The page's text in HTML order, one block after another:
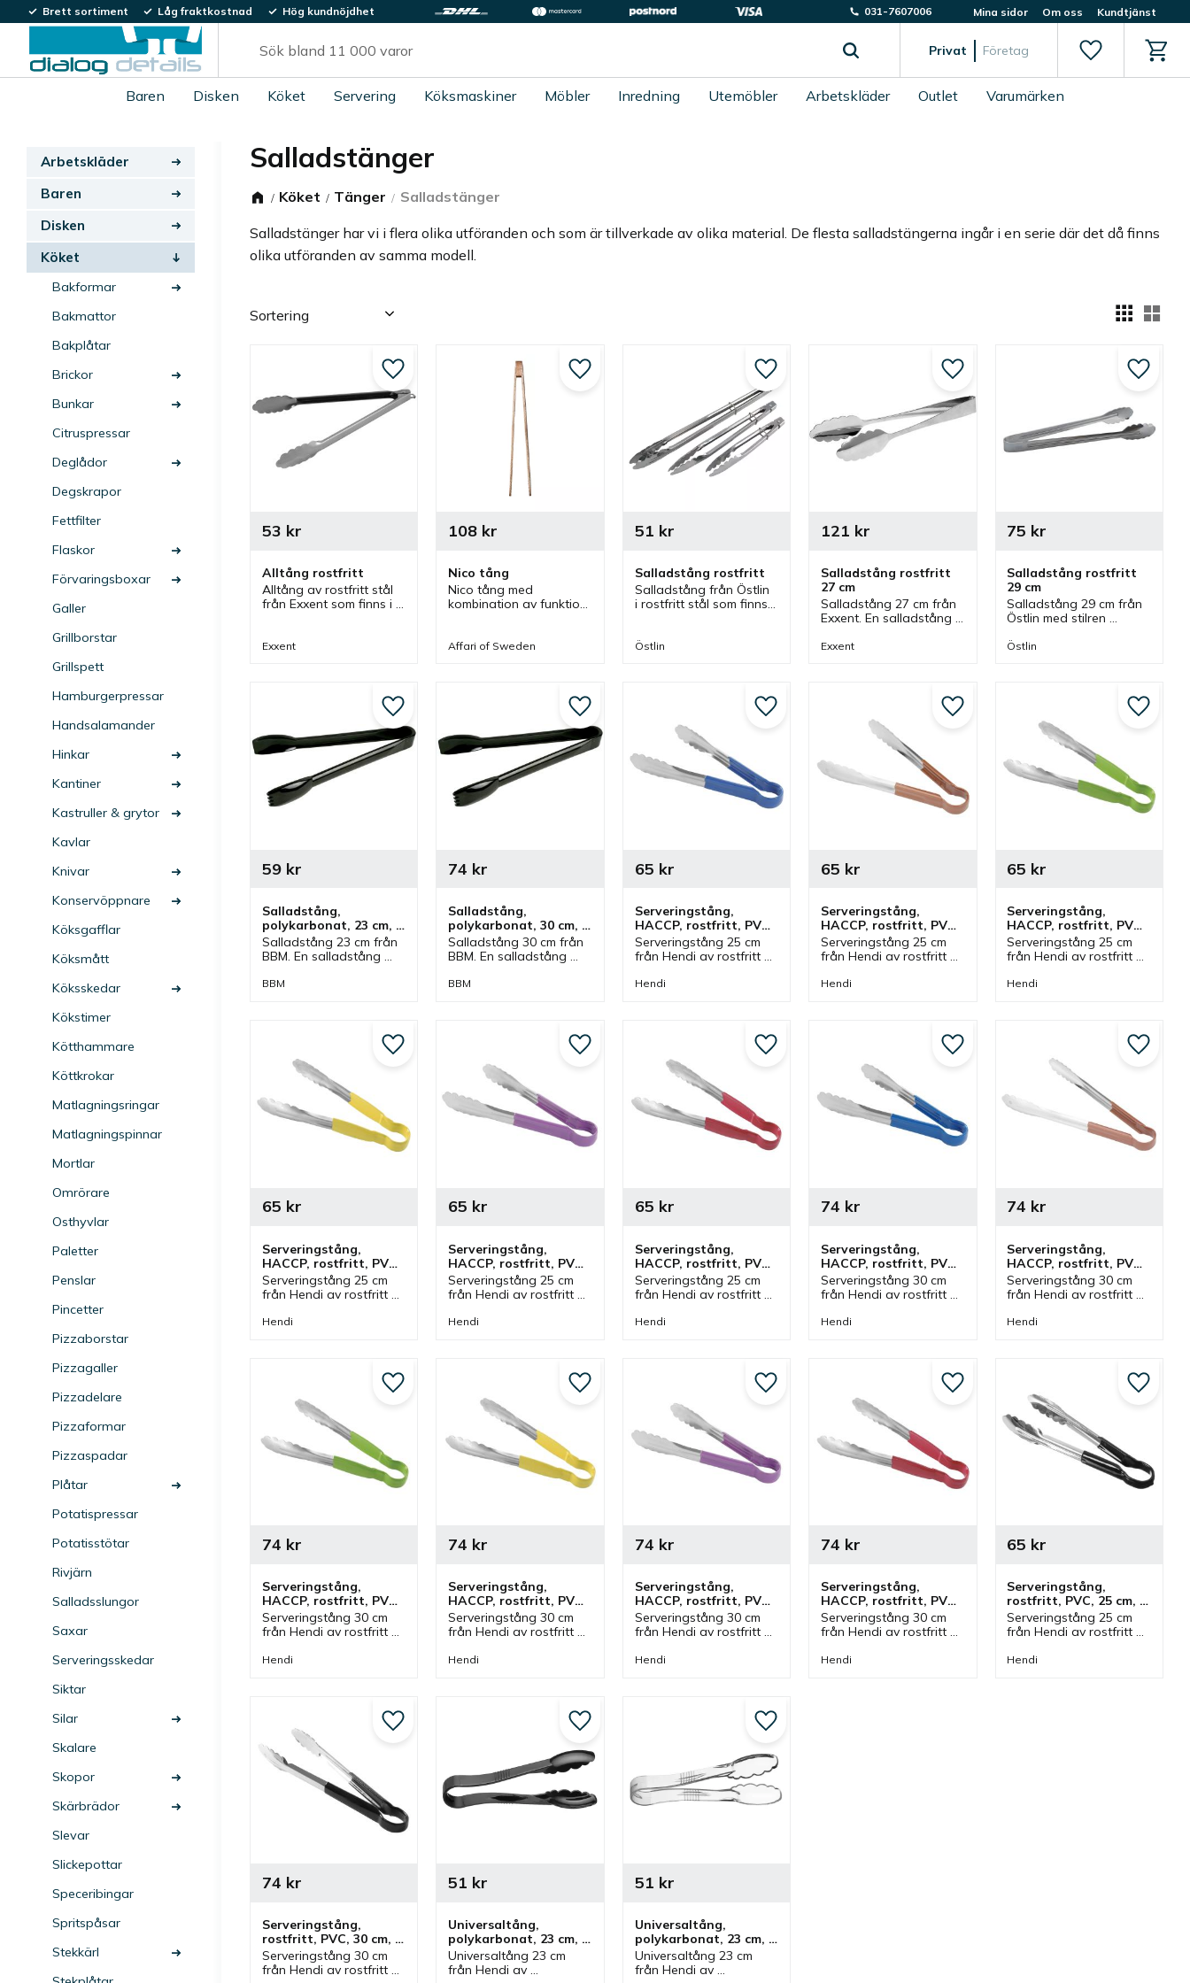
Brett sortiment Låg fraktkostnad Hög kundnöjdhet 031-7607006 Mina sidor Om oss Kundtjänst
Privat Företag Favoriter
Baren Disken Köket Servering Köksmaskiner Möbler Inredning Utemöbler Arbetskläder Outlet Varumärken
Salladstänger
Köket Tänger Salladstänger
Salladstänger har vi i flera olika utföranden och som är tillverkade av olika material. De flesta salladstängerna ingår i en serie där det då finns
olika utföranden av samma modell.
Välj sortering
Alltång rostfritt
Alltång av rostfritt stål
från Exxent som finns i
salladstång, stektång
53 kr
Exxent
Lägg till i favoriter
Nico tång
Nico tång med
kombination av funktion
grillning och hantering
108 kr
Affari of Sweden
Lägg till i favoriter
Salladstång rostfritt
Salladstång från Östlin
i rostfritt stål som finns i
men även kan
51 kr
Östlin
Lägg till i favoriter
Salladstång rostfritt
27 cm
Salladstång 27 cm från
Exxent. En salladstång
rostfritt stål i ett stycke.
121 kr
Exxent
Lägg till i favoriter
Salladstång rostfritt
29 cm
Salladstång 29 cm från
Östlin med stilren
av rostfritt stål och
75 kr
Östlin
Lägg
Salladstång,
polykarbonat, 23 cm,
svart
Salladstång 23 cm från
BBM. En salladstång
polykarbonat och är
59kr
BBM
Lägg till i favoriter
Salladstång,
polykarbonat, 30 cm,
svart
Salladstång 30 cm från
BBM. En salladstång
polykarbonat och är
74 kr
BBM
Lägg till i favoriter
Serveringstång,
HACCP, rostfritt, PVC,
25 cm, blå
Serveringstång 25 cm
från Hendi av rostfritt
PVC i blå färg. Tång
65 kr
Hendi
Lägg till i favoriter
Serveringstång,
HACCP, rostfritt, PVC,
25 cm, brun
Serveringstång 25 cm
från Hendi av rostfritt
PVC i brun färg. Tång
65 kr
Hendi
Lägg till i favoriter
Serveringstång,
HACCP, rostfritt, PVC,
25 cm, grön
Serveringstång 25 cm
från Hendi av rostfritt
PVC i grön färg. Tång
65 kr
Hendi
Lägg
Serveringstång,
HACCP, rostfritt, PVC,
25 cm, gul
Serveringstång 25 cm
från Hendi av rostfritt
PVC i gul färg. Tång
65 kr
Hendi
Lägg till i favoriter
Serveringstång,
HACCP, rostfritt, PVC,
25 cm, lila
Serveringstång 25 cm
från Hendi av rostfritt
PVC i lila färg. Tång
65 kr
Hendi
Lägg till i favoriter
Serveringstång,
HACCP, rostfritt, PVC,
25 cm, röd
Serveringstång 25 cm
från Hendi av rostfritt
PVC i röd färg. Tång
65 kr
Hendi
Lägg till i favoriter
Serveringstång,
HACCP, rostfritt, PVC,
30 cm, blå
Serveringstång 30 cm
från Hendi av rostfritt
PVC i blå färg. Tång
74 kr
Hendi
Lägg till i favoriter
Serveringstång,
HACCP, rostfritt, PVC,
30 cm, brun
Serveringstång 30 cm
från Hendi av rostfritt
PVC i brun färg. Tång
74 kr
Hendi
Lägg
Serveringstång,
HACCP, rostfritt, PVC,
30 cm, grön
Serveringstång 30 cm
från Hendi av rostfritt
PVC i grön färg. Tång
74 kr
Hendi
Lägg till i favoriter
Serveringstång,
HACCP, rostfritt, PVC,
30 cm, gul
Serveringstång 30 cm
från Hendi av rostfritt
PVC i gul färg. Tång
74 kr
Hendi
Lägg till i favoriter
Serveringstång,
HACCP, rostfritt, PVC,
30 cm, lila
Serveringstång 30 cm
från Hendi av rostfritt
PVC i lila färg. Tång
74 kr
Hendi
Lägg till i favoriter
Serveringstång,
HACCP, rostfritt, PVC,
30 cm, röd
Serveringstång 30 cm
från Hendi av rostfritt
PVC i röd färg. Tång
74 kr
Hendi
Lägg till i favoriter
Serveringstång,
rostfritt, PVC, 25 cm,
svart
Serveringstång 25 cm
från Hendi av rostfritt
PVC i svart färg. Tång
65 kr
Hendi
Lägg
Serveringstång,
rostfritt, PVC, 30 cm,
svart
Serveringstång 30 cm
från Hendi av rostfritt
74 kr
Lägg till i favoriter
Universaltång,
polykarbonat, 23 cm,
svart
Universaltång 23 cm
från Hendi av
51 kr
Lägg till i favoriter
Universaltång,
polykarbonat, 23 cm,
transparent
Universaltång 23 cm
från Hendi av
51 kr
Lägg till i favoriter
Arbetskläder
Baren
Disken
Köket
Bakformar
Bakmattor
Bakplåtar
Brickor
Bunkar
Citruspressar
Deglådor
Degskrapor
Fettfilter
Flaskor
Förvaringsboxar
Galler
Grillborstar
Grillspett
Hamburgerpressar
Handsalamander
Hinkar
Kantiner
Kastruller & grytor
Kavlar
Knivar
Konservöppnare
Köksgafflar
Köksmått
Köksskedar
Kökstimer
Kötthammare
Köttkrokar
Matlagningsringar
Matlagningspinnar
Mortlar
Omrörare
Osthyvlar
Paletter
Penslar
Pincetter
Pizzaborstar
Pizzagaller
Pizzadelare
Pizzaformar
Pizzaspadar
Plåtar
Potatispressar
Potatisstötar
Rivjärn
Salladsslungor
Saxar
Serveringsskedar
Siktar
Silar
Skalare
Skopor
Skärbrädor
Slevar
Slickepottar
Speceribingar
Spritspåsar
Stekkärl